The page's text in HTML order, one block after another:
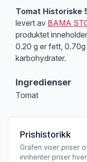
Tomat Historiske
levert av BAMA
produktet
0.20 g er fett,
karbohydrater.
Ingredienser
Tomat
Prishistorikk
Grafen viser priser
innhenter priser